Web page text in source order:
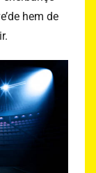
hem de